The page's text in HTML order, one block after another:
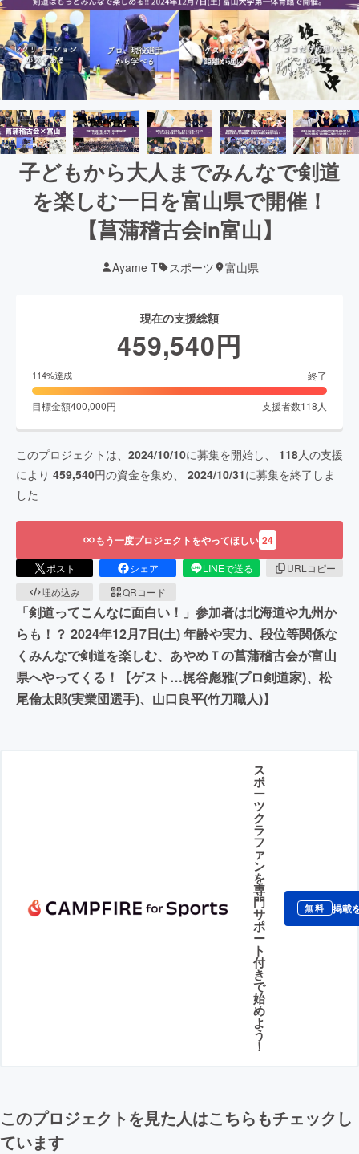
子どもから大人までみんなで剣道
を楽しむ一日を富山県で開催！
【菖蒲稽古会in富山】
Ayame T スポーツ 富山県
現在の支援総額
459,540円
114%達成 終了
目標金額400,000円 支援者数118 人
このプロジェクトは、 2024/10/10に募集を開始し、 118人の支援
により 459,540円の資金を集め、 2024/10/31に募集を終了しま
した
もう一度プロジェクトをやってほしい 24
ポスト シェア LINEで送る
URLコピー
埋め込み
QRコード
「剣道ってこんなに面白い！」参加者は北海道や九州か
らも！？ 2024年12月7日(土) 年齢や実力、段位等関係な
くみんなで剣道を楽しむ、あやめＴの菖蒲稽古会が富山
県へやってくる！【ゲスト…梶谷彪雅(プロ剣道家)、松
尾倫太郎(実業団選手)、山口良平(竹刀職人)】
ス
ポ
ー
ツ
ク
ラ
フ
ァ
ン
を
専
門
サ
ポ
ー
ト
付
き
で
始
め
よ
う
！
無料 掲載
このプロジェクトを見た人はこちらもチェックし
ています